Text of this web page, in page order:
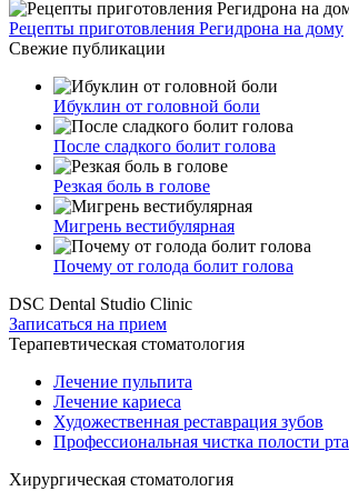
Рецепты приготовления Регидрона на дому
Свежие публикации
Ибуклин от головной боли
После сладкого болит голова
Резкая боль в голове
Мигрень вестибулярная
Почему от голода болит голова
DSC Dental Studio Clinic
Записаться на прием
Терапевтическая стоматология
Лечение пульпита
Лечение кариеса
Художественная реставрация зубов
Профессиональная чистка полости рта
Хирургическая стоматология